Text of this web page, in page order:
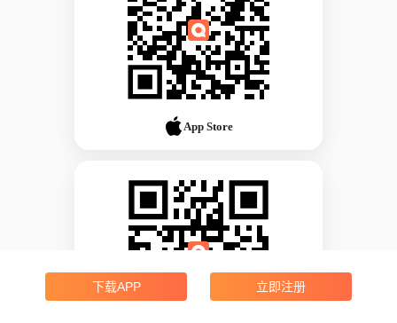
App Store
下载APP 立即注册